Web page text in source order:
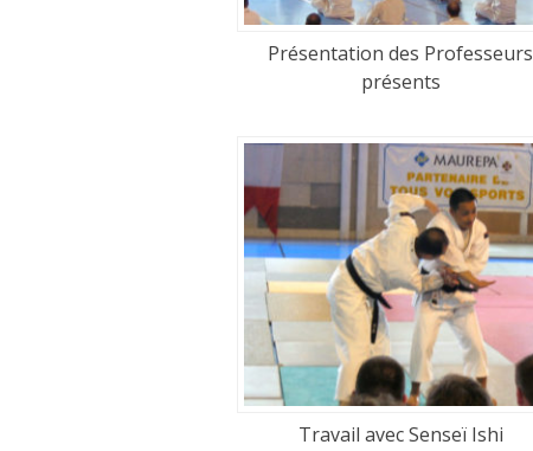
Présentation des Professeurs
présents
Travail avec Senseï Ishi